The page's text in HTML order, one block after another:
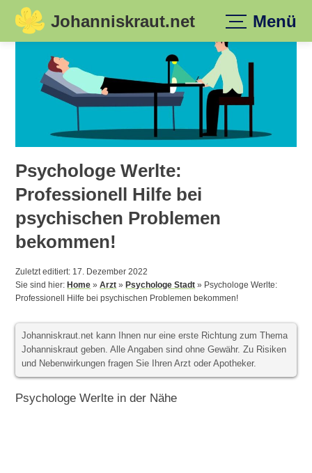
Skip
Johanniskraut.net Menü
Psychologe Werlte:
Professionell Hilfe bei
psychischen Problemen
bekommen!
Zuletzt editiert: 17. Dezember 2022
Sie sind hier:Home »Arzt »Psychologe Stadt » Psychologe Werlte:
Professionell Hilfe bei psychischen Problemen bekommen!
Johanniskraut.net kann Ihnen nur eine erste Richtung zum Thema
Johanniskraut geben. Alle Angaben sind ohne Gewähr. Zu Risiken
und Nebenwirkungen fragen Sie Ihren Arzt oder Apotheker.
Psychologe Werlte in der Nähe